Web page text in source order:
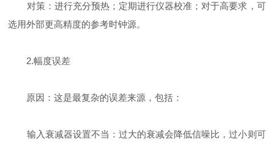
对策：进行充分预热；定期进行仪器校准；对于高要求，可
选用外部更高精度的参考时钟源。
2.幅度误差
原因：这是最复杂的误差来源，包括：
输入衰减器设置不当：过大的衰减会降低信噪比，过小则可